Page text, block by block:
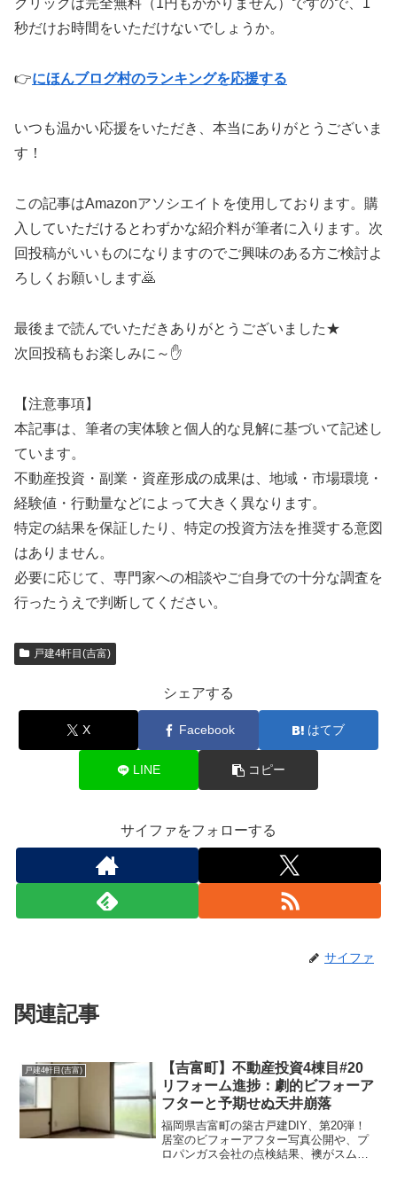
秒だけお時間をいただけないでしょうか。
👉にほんブログ村のランキングを応援する
いつも温かい応援をいただき、本当にありがとうございま
す！
この記事はAmazonアソシエイトを使用しております。購
入していただけるとわずかな紹介料が筆者に入ります。次
回投稿がいいものになりますのでご興味のある方ご検討よ
ろしくお願いします🙇
最後まで読んでいただきありがとうございました★
次回投稿もお楽しみに～✋
【注意事項】
本記事は、筆者の実体験と個人的な見解に基づいて記述し
ています。
不動産投資・副業・資産形成の成果は、地域・市場環境・
経験値・行動量などによって大きく異なります。
特定の結果を保証したり、特定の投資方法を推奨する意図
はありません。
必要に応じて、専門家への相談やご自身での十分な調査を
行ったうえで判断してください。
戸建4軒目(吉富)
シェアする
X Facebook はてブ
LINE コピー
サイファをフォローする
サイファ
関連記事
戸建4軒目(吉富)
【吉富町】不動産投資4棟目#20
リフォーム進捗：劇的ビフォーア
フターと予期せぬ天井崩落
福岡県吉富町の築古戸建DIY、第20弾！
居室のビフォーアフター写真公開や、プ
ロパンガス会社の点検結果、襖がスムー